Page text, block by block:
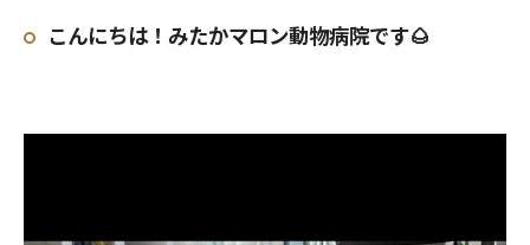
こんにちは！みたかマロン動物病院です🌰